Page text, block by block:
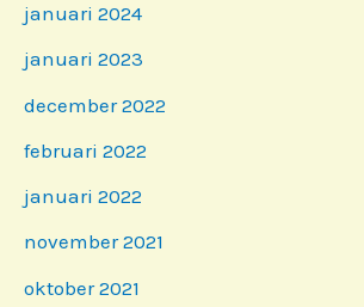
januari 2024
januari 2023
december 2022
februari 2022
januari 2022
november 2021
oktober 2021